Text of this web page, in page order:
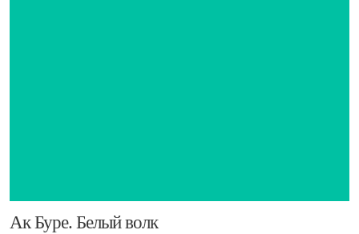
​Ак Буре. Белый волк